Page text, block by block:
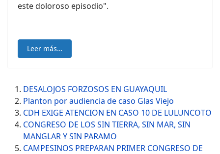
este doloroso episodio".
Leer más…
DESALOJOS FORZOSOS EN GUAYAQUIL
Planton por audiencia de caso Glas Viejo
CDH EXIGE ATENCION EN CASO 10 DE LULUNCOTO
CONGRESO DE LOS SIN TIERRA, SIN MAR, SIN
MANGLAR Y SIN PARAMO
CAMPESINOS PREPARAN PRIMER CONGRESO DE